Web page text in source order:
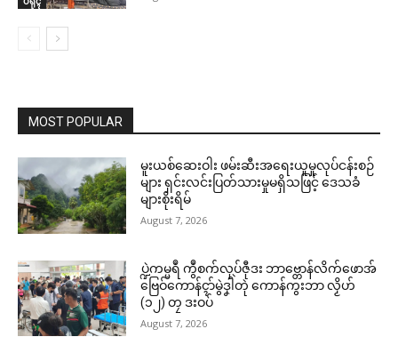
MOST POPULAR
မူးယစ်ဆေးဝါး ဖမ်းဆီးအရေးယူမှုလုပ်ငန်းစဉ်
များ ရှင်းလင်းပြတ်သားမှုမရှိသဖြင့် ဒေသခံ
များစိုးရိမ်
August 7, 2026
ပ္ဍဲကမ္မရဳ ကွဳစက်လုပ်ဇီုဒး ဘာဗ္တောန်လိက်ဖောအ်
ဗြေဝ်ကောန်ၚာ်မွဲဒၞါဲတုဲ ကောန်ကွးဘာ လၟိဟ်
(၁၂) တၠ ဒးဝပ်
August 7, 2026